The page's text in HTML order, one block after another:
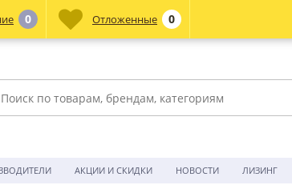
АКЦИИ И СКИДКИ НОВОСТИ ЛИЗИНГ
0 Отложенные 0